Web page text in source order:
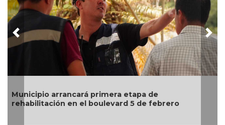
Municipio arrancará primera etapa de
rehabilitación en el boulevard 5 de febrero
Previous